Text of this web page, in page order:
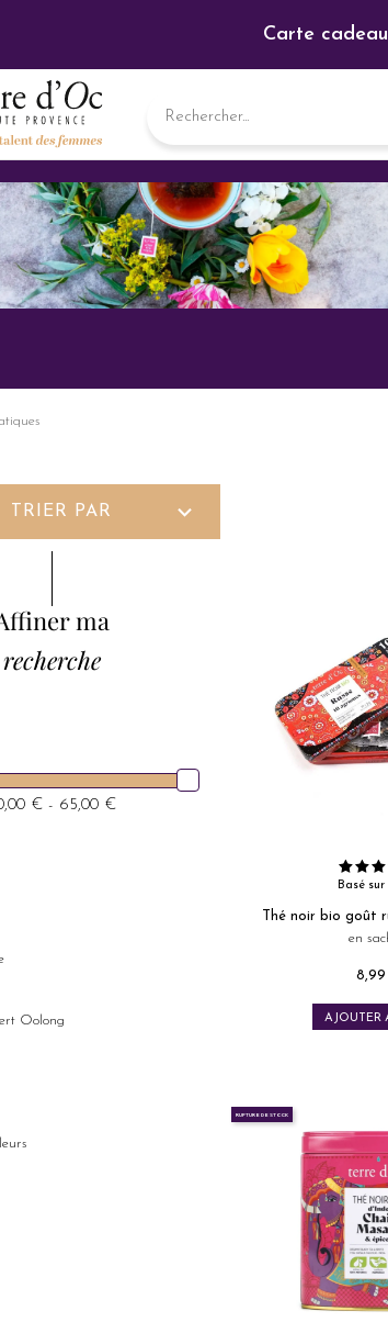
Carte
ma
recherche
€ - 65,00 €
Oolong
TRIER PAR expand_more
Basé sur
Thé noir bio goût
en
Prix
AJOUTER
RUPTURE DE STOCK